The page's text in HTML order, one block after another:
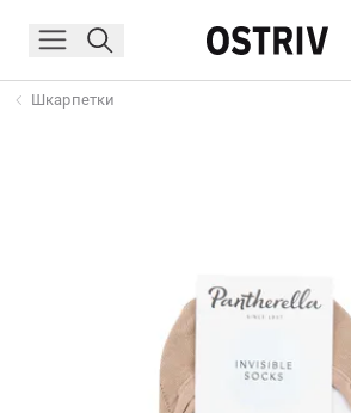
Шкарпетки